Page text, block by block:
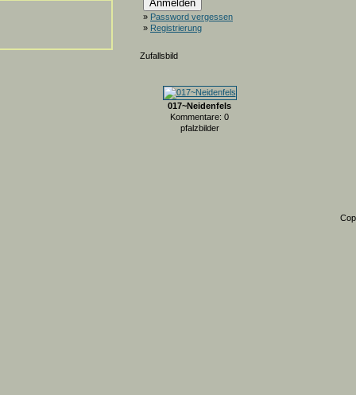
» Password vergessen
» Registrierung
Zufallsbild
017~Neidenfels
Kommentare: 0
pfalzbilder